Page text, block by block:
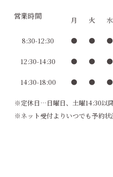
営業時間 月 火 水
8:30-12:30 ● ● ●
12:30-14:30 ● ● ●
14:30-18:00 ● ● ●
※定休日…日曜日、土曜14:30以
※ネット受付よりいつでも予約